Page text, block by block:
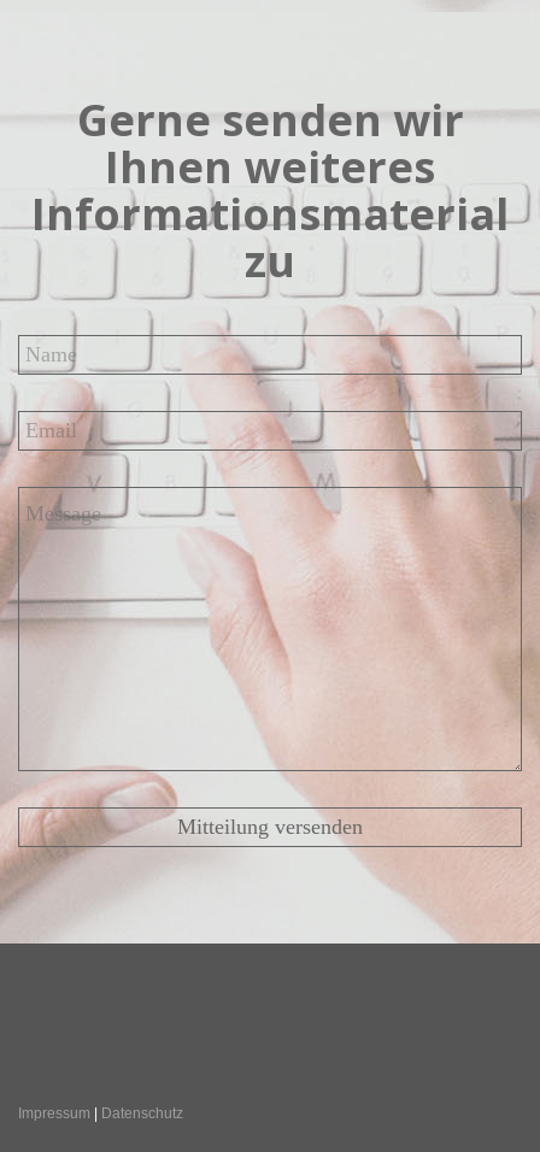
Gerne senden wir
Ihnen weiteres
Informationsmaterial
zu
Impressum Datenschutz